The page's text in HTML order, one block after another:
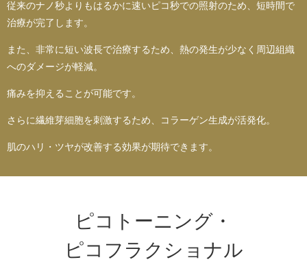
従来のナノ秒よりもはるかに速いピコ秒での照射のため、短時間で
治療が完了します。
また、非常に短い波長で治療するため、熱の発生が少なく周辺組織
へのダメージが軽減。
痛みを抑えることが可能です。
さらに繊維芽細胞を刺激するため、コラーゲン生成が活発化。
肌のハリ・ツヤが改善する効果が期待できます。
ピコトーニング・
ピコフラクショナル